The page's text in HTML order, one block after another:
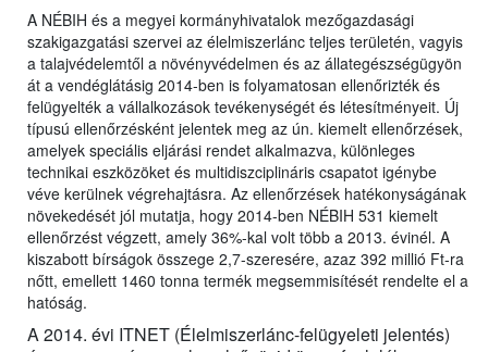
A NÉBIH és a megyei kormányhivatalok mezőgazdasági
szakigazgatási szervei az élelmiszerlánc teljes területén, vagyis
a talajvédelemtől a növényvédelmen és az állategészségügyön
át a vendéglátásig 2014-ben is folyamatosan ellenőrizték és
felügyelték a vállalkozások tevékenységét és létesítményeit. Új
típusú ellenőrzésként jelentek meg az ún. kiemelt ellenőrzések,
amelyek speciális eljárási rendet alkalmazva, különleges
technikai eszközöket és multidiszciplináris csapatot igénybe
véve kerülnek végrehajtásra. Az ellenőrzések hatékonyságának
növekedését jól mutatja, hogy 2014-ben NÉBIH 531 kiemelt
ellenőrzést végzett, amely 36%-kal volt több a 2013. évinél. A
kiszabott bírságok összege 2,7-szeresére, azaz 392 millió Ft-ra
nőtt, emellett 1460 tonna termék megsemmisítését rendelte el a
hatóság.
A 2014. évi ITNET (Élelmiszerlánc-felügyeleti jelentés)